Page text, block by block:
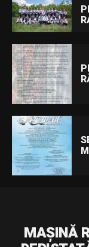
MAȘINĂ